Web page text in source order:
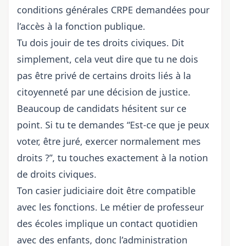
conditions générales CRPE demandées pour
l’accès à la fonction publique.
Tu dois jouir de tes droits civiques. Dit
simplement, cela veut dire que tu ne dois
pas être privé de certains droits liés à la
citoyenneté par une décision de justice.
Beaucoup de candidats hésitent sur ce
point. Si tu te demandes “Est-ce que je peux
voter, être juré, exercer normalement mes
droits ?”, tu touches exactement à la notion
de droits civiques.
Ton casier judiciaire doit être compatible
avec les fonctions. Le métier de professeur
des écoles implique un contact quotidien
avec des enfants, donc l’administration